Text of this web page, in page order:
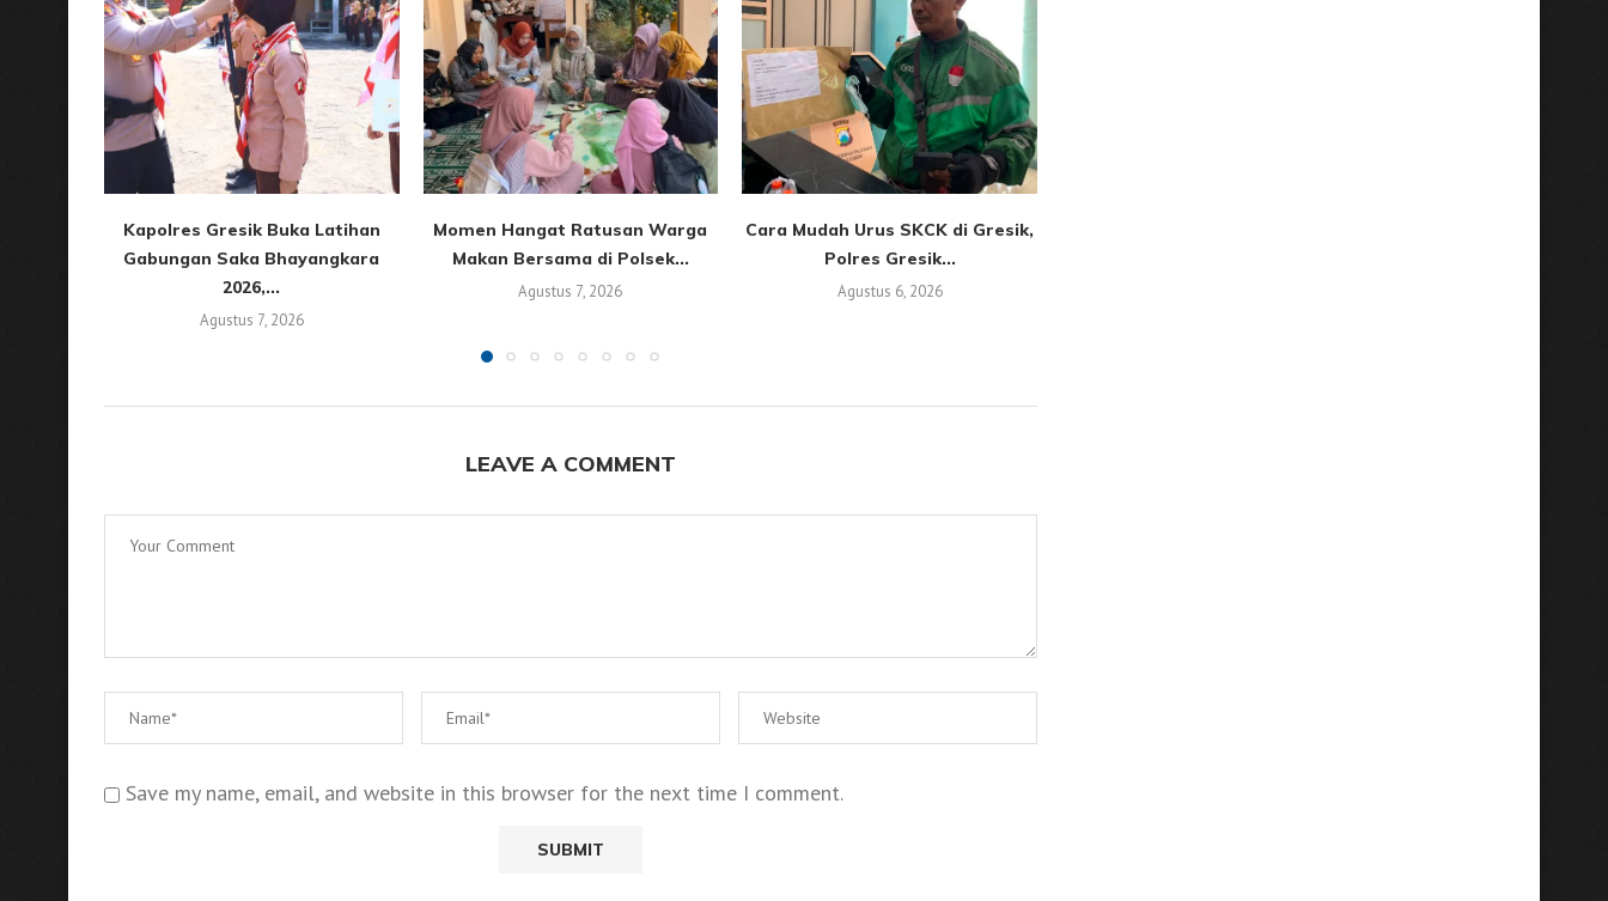
Kapolres Gresik Buka Latihan
Gabungan Saka Bhayangkara
2026,...
Agustus 7, 2026
Momen Hangat Ratusan Warga
Makan Bersama di Polsek...
Agustus 7, 2026
Cara Mudah Urus SKCK di Gresik,
Polres Gresik...
Agustus 6, 2026
LEAVE A COMMENT
Save my name, email, and website in this browser for the next time I comment.